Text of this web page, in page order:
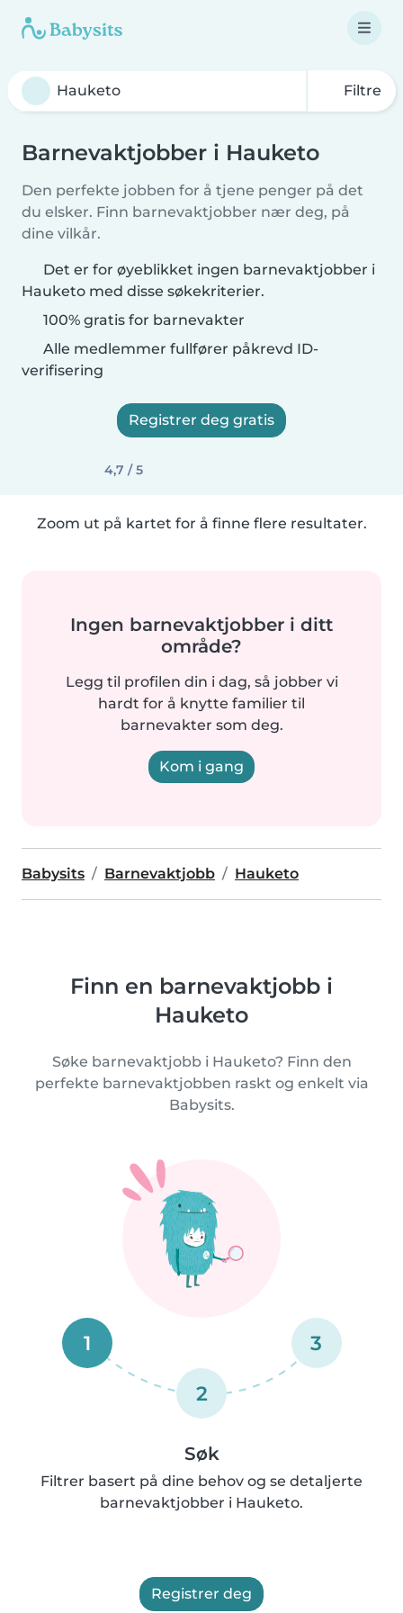
Filtre
Barnevaktjobber i Hauketo
Den perfekte jobben for å tjene penger på det
du elsker. Finn barnevaktjobber nær deg, på
dine vilkår.
Det er for øyeblikket ingen barnevaktjobber i
Hauketo med disse søkekriterier.
100% gratis for barnevakter
Alle medlemmer fullfører påkrevd ID-
verifisering
Registrer deg gratis
4,7 / 5
Zoom ut på kartet for å finne flere resultater.
Ingen barnevaktjobber i ditt
område?
Legg til profilen din i dag, så jobber vi
hardt for å knytte familier til
barnevakter som deg.
Kom i gang
Babysits Barnevaktjobb Hauketo
Finn en barnevaktjobb i
Hauketo
Søke barnevaktjobb i Hauketo? Finn den
perfekte barnevaktjobben raskt og enkelt via
Babysits.
1
2
3
Søk
Filtrer basert på dine behov og se detaljerte
barnevaktjobber i Hauketo.
Registrer deg